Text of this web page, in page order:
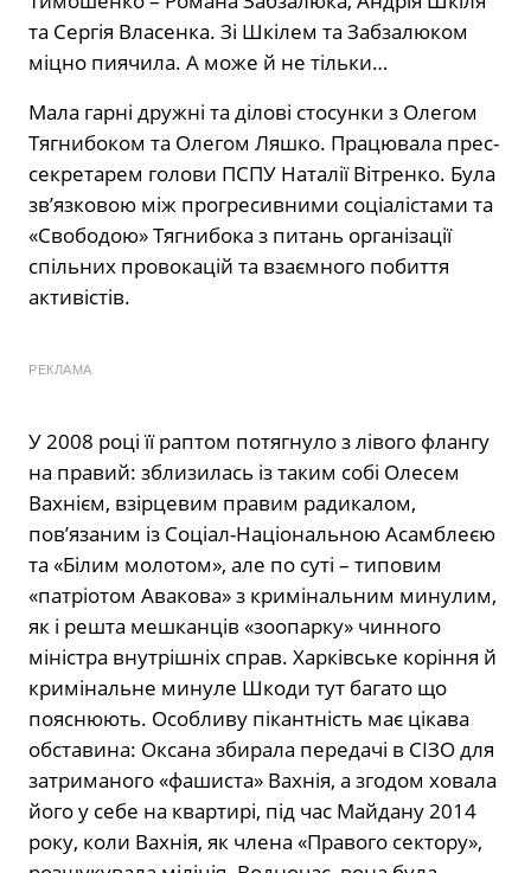
та Сергія Власенка. Зі Шкілем та Забзалюком
міцно пиячила. А може й не тільки…
Мала гарні дружні та ділові стосунки з Олегом
Тягнибоком та Олегом Ляшко. Працювала прес-
секретарем голови ПСПУ Наталії Вітренко. Була
зв’язковою між прогресивними соціалістами та
«Свободою» Тягнибока з питань організації
спільних провокацій та взаємного побиття
активістів.
РЕКЛАМА
У 2008 році її раптом потягнуло з лівого флангу
на правий: зблизилась із таким собі Олесем
Вахнієм, взірцевим правим радикалом,
пов’язаним із Соціал-Національною Асамблеєю
та «Білим молотом», але по суті – типовим
«патріотом Авакова» з кримінальним минулим,
як і решта мешканців «зоопарку» чинного
міністра внутрішніх справ. Харківське коріння й
кримінальне минуле Шкоди тут багато що
пояснюють. Особливу пікантність має цікава
обставина: Оксана збирала передачі в СІЗО для
затриманого «фашиста» Вахнія, а згодом ховала
його у себе на квартирі, під час Майдану 2014
року, коли Вахнія, як члена «Правого сектору»,